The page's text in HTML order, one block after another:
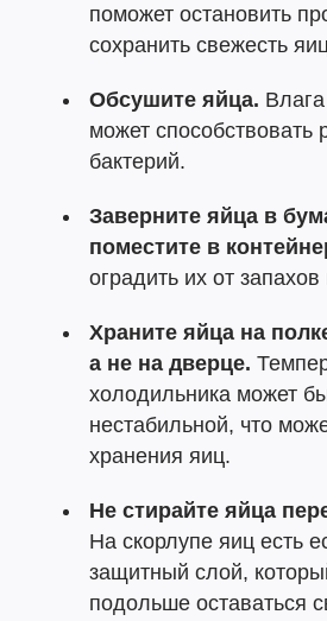
поможет остановить
сохранить свежесть
Обсушите яйца.
может способствовать
бактерий.
Заверните яйца в
поместите в
оградить их от запахов
Храните яйца на
а не на дверце.
холодильника может
нестабильной, что
хранения яиц.
Не стирайте яйца
На скорлупе яиц есть
защитный слой,
подольше оставаться